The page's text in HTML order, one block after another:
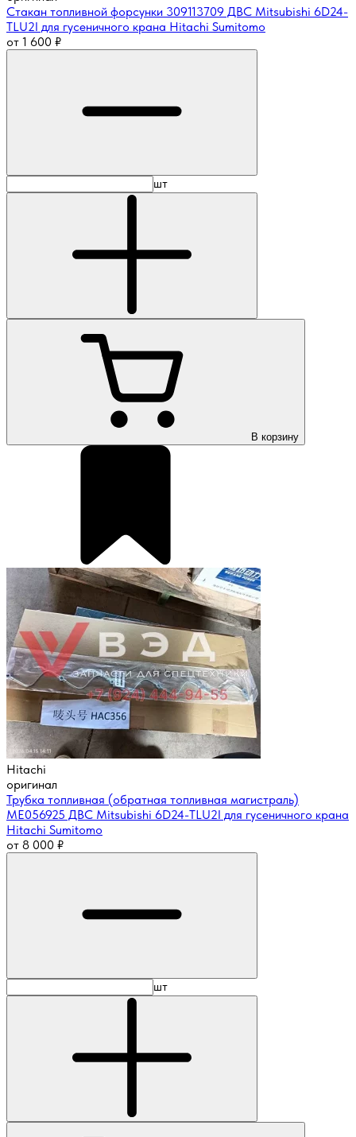
Стакан топливной форсунки 309113709 ДВС Mitsubishi 6D24-
TLU2I для гусеничного крана Hitachi Sumitomo
от 1 600 ₽
шт
В корзину
Hitachi
оригинал
Трубка топливная (обратная топливная магистраль)
ME056925 ДВС Mitsubishi 6D24-TLU2I для гусеничного крана
Hitachi Sumitomo
от 8 000 ₽
шт